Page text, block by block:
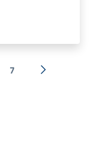
7 Successiva